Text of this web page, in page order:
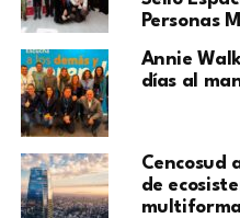
Personas
Annie
días al
Cencosud
de